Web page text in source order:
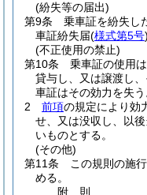
(紛失等の届出)
第9条
乗車証を紛失し
車証紛失届(様式第5号)
(不正使用の禁止)
第10条
乗車証の使用
貸与し、又は譲渡し
車証はその効力を失う
2
前項の規定により効
せ、又は没収し、以
いものとする。
(その他)
第11条
この規則の施
める。
附 則